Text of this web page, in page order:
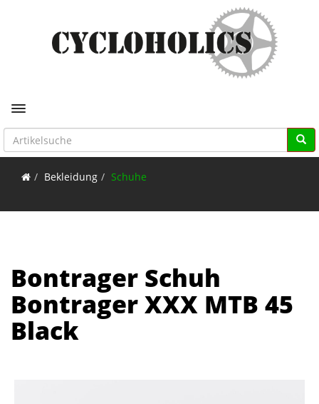
Toggle navigation
Bekleidung Schuhe
Bontrager Schuh
Bontrager XXX MTB 45
Black